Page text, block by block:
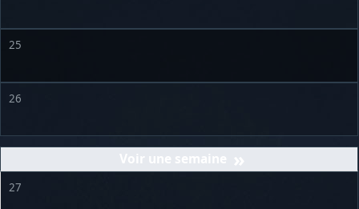
25
26
»
27